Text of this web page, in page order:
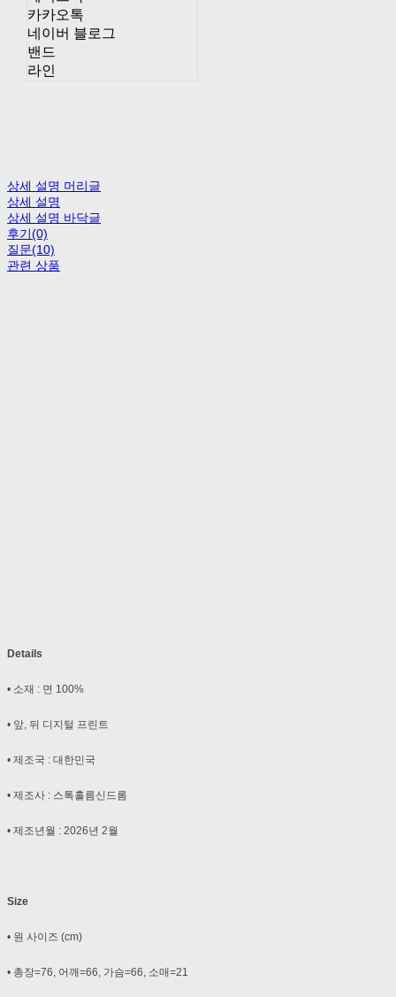
카카오톡
네이버 블로그
밴드
라인
상세 설명 머리글
상세 설명
상세 설명 바닥글
후기(0)
질문(10)
관련 상품
Details
• 소재 : 면 100%
• 앞, 뒤 디지털 프린트
• 제조국 : 대한민국
• 제조사 : 스톡홀름신드롬
• 제조년월 : 2026년 2월
Size
• 원 사이즈 (cm)
• 총장=76, 어깨=66, 가슴=66, 소매=21